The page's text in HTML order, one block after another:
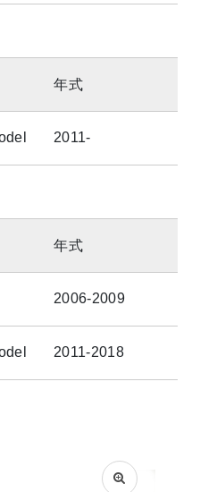
年式
2011-
年式
2006-2009
2011-2018